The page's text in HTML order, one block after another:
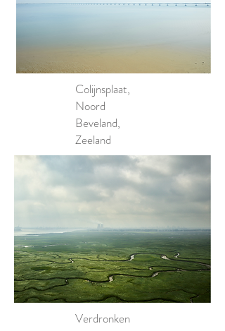
Colijnsplaat,
Noord
Beveland,
Zeeland
Verdronken